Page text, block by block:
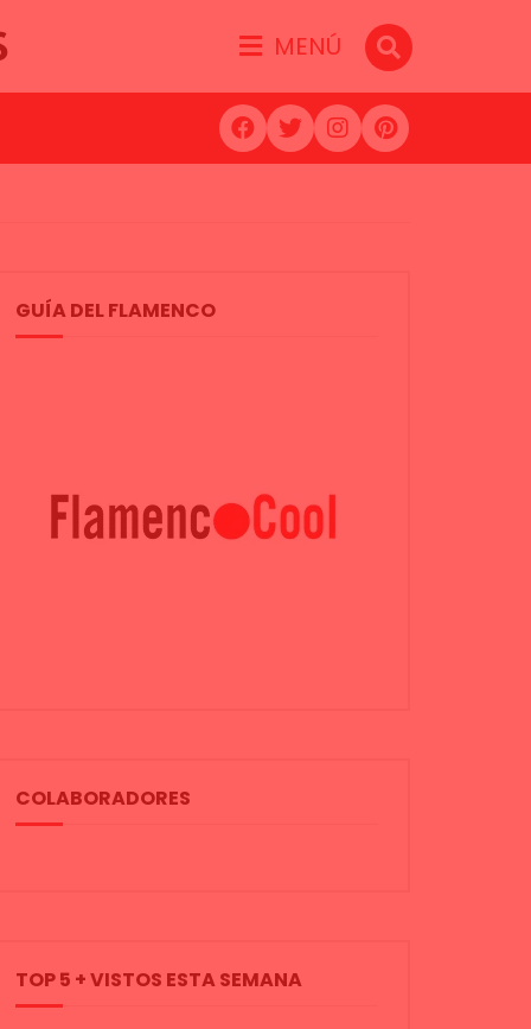
MENÚ
GUÍA DEL FLAMENCO
COLABORADORES
TOP 5 + VISTOS ESTA SEMANA